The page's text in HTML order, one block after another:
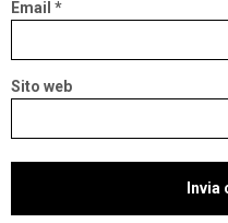
Email *
Sito web